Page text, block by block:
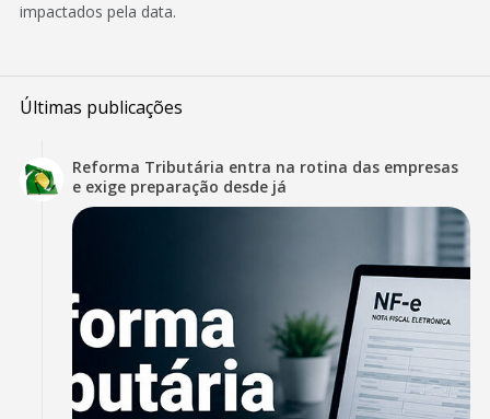
impactados pela data.
Últimas publicações
Reforma Tributária entra na rotina das empresas
e exige preparação desde já